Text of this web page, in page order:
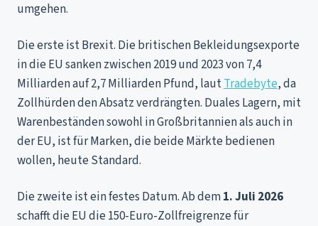
umgehen.
Die erste ist Brexit. Die britischen Bekleidungsexporte
in die EU sanken zwischen 2019 und 2023 von 7,4
Milliarden auf 2,7 Milliarden Pfund, lautTradebyte, da
Zollhürden den Absatz verdrängten. Duales Lagern, mit
Warenbeständen sowohl in Großbritannien als auch in
der EU, ist für Marken, die beide Märkte bedienen
wollen, heute Standard.
Die zweite ist ein festes Datum. Ab dem1. Juli 2026
schafft die EU die 150-Euro-Zollfreigrenze für